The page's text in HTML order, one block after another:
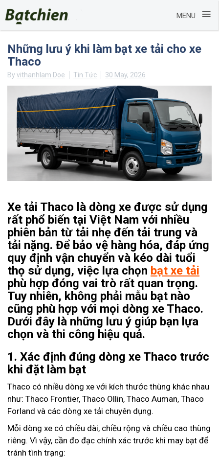
MENU ≡
content
Những lưu ý khi làm bạt xe tải cho xe
Thaco
By vithanhlam Doe Tin Tức 30 May, 2026
Xe tải Thaco là dòng xe được sử dụng
rất phổ biến tại Việt Nam với nhiều
phiên bản từ tải nhẹ đến tải trung và
tải nặng. Để bảo vệ hàng hóa, đáp ứng
quy định vận chuyển và kéo dài tuổi
thọ sử dụng, việc lựa chọn bạt xe tải
phù hợp đóng vai trò rất quan trọng.
Tuy nhiên, không phải mẫu bạt nào
cũng phù hợp với mọi dòng xe Thaco.
Dưới đây là những lưu ý giúp bạn lựa
chọn và thi công hiệu quả.
1. Xác định đúng dòng xe Thaco trước
khi đặt làm bạt
Thaco có nhiều dòng xe với kích thước thùng khác nhau
như: Thaco Frontier, Thaco Ollin, Thaco Auman, Thaco
Forland và các dòng xe tải chuyên dụng.
Mỗi dòng xe có chiều dài, chiều rộng và chiều cao thùng
riêng. Vì vậy, cần đo đạc chính xác trước khi may bạt để
tránh tình trạng: